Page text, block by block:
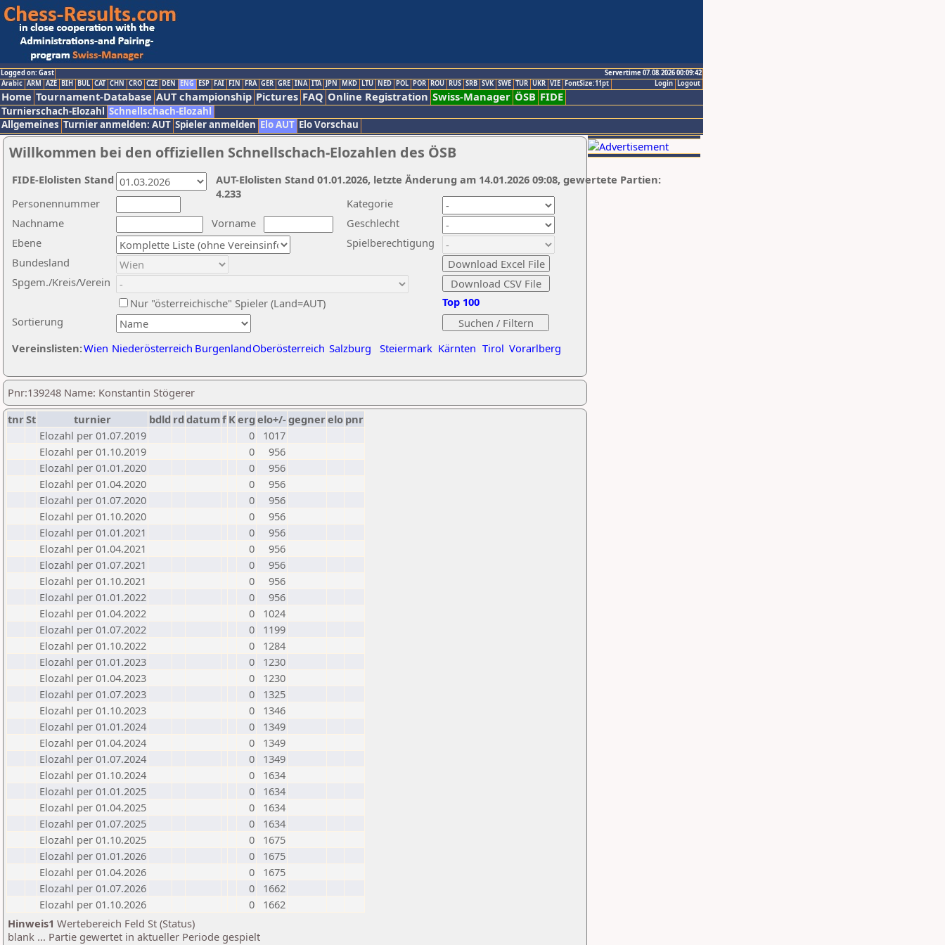
Logged on: Gast
Servertime 07.08.2026 00:09:42
Logout
Login
Arabic ARM AZE BIH BUL CAT CHN CRO CZE DEN ENG ESP FAI FIN FRA GER GRE INA ITA JPN MKD LTU NED POL POR ROU RUS SRB SVK SWE TUR UKR VIE FontSize:11pt
Home Tournament-Database AUT championship Pictures FAQ Online Registration Swiss-Manager ÖSB FIDE
Turnierschach-Elozahl Schnellschach-Elozahl
Allgemeines Turnier anmelden: AUT Spieler anmelden Elo AUT Elo Vorschau
Willkommen bei den offiziellen Schnellschach-Elozahlen des ÖSB
Nachname
Vorname
Ebene
Kategorie
Sortierung
Personennummer
Bundesland
Spgem./Kreis/Verein
Geschlecht
Nur "österreichische" Spieler (Land=AUT)
Spielberechtigung
Vereinslisten:Wien Niederösterreich BurgenlandOberösterreich Salzburg Steiermark Kärnten Tirol Vorarlberg
Top 100
AUT-Elolisten Stand 01.01.2026, letzte Änderung am 14.01.2026 09:08, gewertete Partien:
4.233
FIDE-Elolisten Stand
Pnr:139248 Name: Konstantin Stögerer
tnrSt turnier bdld rd datumf Kerg elo+/-gegnerelo pnr
Elozahl per 01.07.2019
0
1017
Elozahl per 01.10.2019
0
956
Elozahl per 01.01.2020
0
956
Elozahl per 01.04.2020
0
956
Elozahl per 01.07.2020
0
956
Elozahl per 01.10.2020
0
956
Elozahl per 01.01.2021
0
956
Elozahl per 01.04.2021
0
956
Elozahl per 01.07.2021
0
956
Elozahl per 01.10.2021
0
956
Elozahl per 01.01.2022
0
956
Elozahl per 01.04.2022
0
1024
Elozahl per 01.07.2022
0
1199
Elozahl per 01.10.2022
0
1284
Elozahl per 01.01.2023
0
1230
Elozahl per 01.04.2023
0
1230
Elozahl per 01.07.2023
0
1325
Elozahl per 01.10.2023
0
1346
Elozahl per 01.01.2024
0
1349
Elozahl per 01.04.2024
0
1349
Elozahl per 01.07.2024
0
1349
Elozahl per 01.10.2024
0
1634
Elozahl per 01.01.2025
0
1634
Elozahl per 01.04.2025
0
1634
Elozahl per 01.07.2025
0
1634
Elozahl per 01.10.2025
0
1675
Elozahl per 01.01.2026
0
1675
Elozahl per 01.04.2026
0
1675
Elozahl per 01.07.2026
0
1662
Elozahl per 01.10.2026
0
1662
Hinweis1 Wertebereich Feld St (Status)
blank ... Partie gewertet in aktueller Periode gespielt